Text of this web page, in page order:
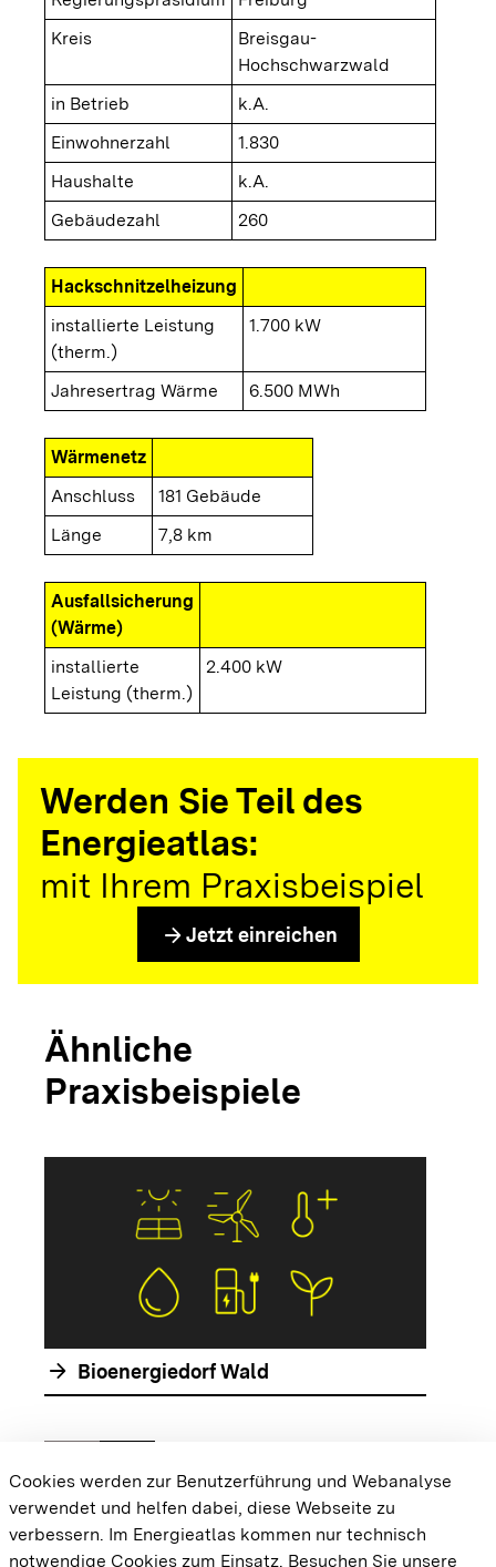
Kreis
Breisgau-
Hochschwarzwald
in Betrieb
k.A.
Einwohnerzahl
1.830
Haushalte
k.A.
Gebäudezahl
260
Hackschnitzelheizung
installierte Leistung
(therm.)
1.700 kW
Jahresertrag Wärme 6.500 MWh
Wärmenetz
Anschluss
181 Gebäude
Länge
7,8 km
Ausfallsicherung
(Wärme)
installierte
Leistung (therm.)
2.400 kW
Werden Sie Teil des
Energieatlas:
mit Ihrem Praxisbeispiel
arrow_forward Jetzt einreichen
Ähnliche
Praxisbeispiele
arrow_forward Bioenergiedorf Wald
Zur vorhergehenden Folie springen
chevron_rightZur nächsten Folie springen
{{#displayPraxisbeispielMap}} {{{body}}}
{{/displayPraxisbeispielMap}}
Cookies werden zur Benutzerführung und Webanalyse
verwendet und helfen dabei, diese Webseite zu
verbessern. Im Energieatlas kommen nur technisch
notwendige Cookies zum Einsatz. Besuchen Sie unsere